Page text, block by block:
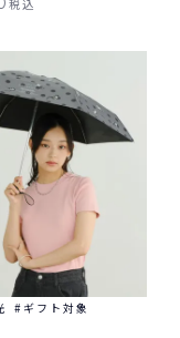
税込
ギフト対象